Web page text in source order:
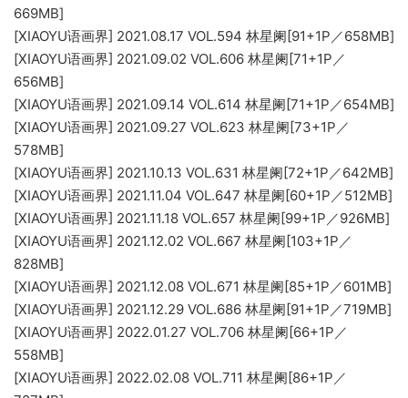
669MB]
[XIAOYU语画界] 2021.08.17 VOL.594 林星阑[91+1P／658MB]
[XIAOYU语画界] 2021.09.02 VOL.606 林星阑[71+1P／
656MB]
[XIAOYU语画界] 2021.09.14 VOL.614 林星阑[71+1P／654MB]
[XIAOYU语画界] 2021.09.27 VOL.623 林星阑[73+1P／
578MB]
[XIAOYU语画界] 2021.10.13 VOL.631 林星阑[72+1P／642MB]
[XIAOYU语画界] 2021.11.04 VOL.647 林星阑[60+1P／512MB]
[XIAOYU语画界] 2021.11.18 VOL.657 林星阑[99+1P／926MB]
[XIAOYU语画界] 2021.12.02 VOL.667 林星阑[103+1P／
828MB]
[XIAOYU语画界] 2021.12.08 VOL.671 林星阑[85+1P／601MB]
[XIAOYU语画界] 2021.12.29 VOL.686 林星阑[91+1P／719MB]
[XIAOYU语画界] 2022.01.27 VOL.706 林星阑[66+1P／
558MB]
[XIAOYU语画界] 2022.02.08 VOL.711 林星阑[86+1P／